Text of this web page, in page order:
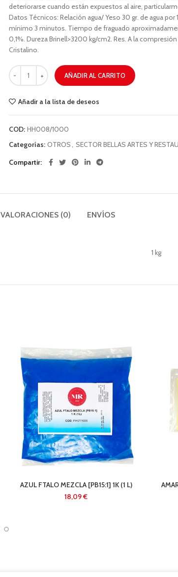
deteriorarse cuando están expuestos al aire,
Datos Técnicos: Relación agua/ Yeso 30 gr. de agua
mínimo 3 minutos. Tiempo de fraguado
0,1%. Dureza Brinell>3200 kg/cm2. Res. A la
Cristalino.
AÑADIR AL CARRITO
Añadir a la lista de deseos
COD: HH008/1000
Categorías: OTROS, SECTOR BELLAS ARTES Y
Compartir
VALORACIONES (0) ENVÍOS
1 kg
AZUL FTALO MEZCLA [PB15:1] 1K (1 L)
€